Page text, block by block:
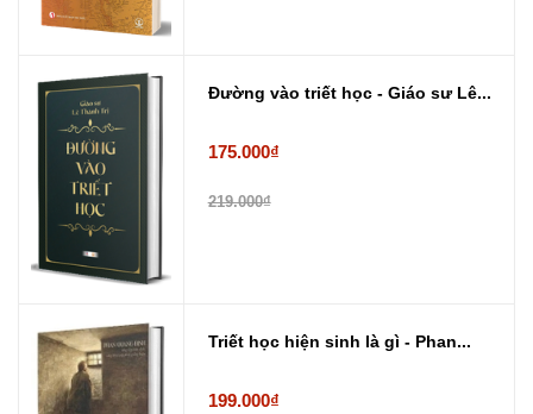
Đường vào triết học - Giáo sư Lê...
175.000₫
219.000₫
Triết học hiện sinh là gì - Phan...
199.000₫